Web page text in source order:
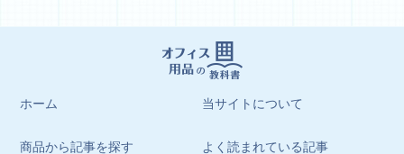
ホーム 当サイトについて
商品から記事を探す よく読まれている記事